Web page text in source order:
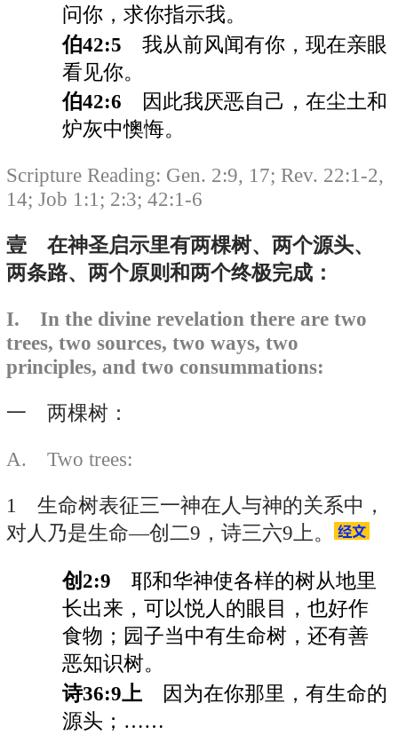
问你，求你指示我。
伯42:5 我从前风闻有你，现在亲眼
看见你。
伯42:6 因此我厌恶自己，在尘土和
炉灰中懊悔。
Scripture Reading: Gen. 2:9, 17; Rev. 22:1-2,
14; Job 1:1; 2:3; 42:1-6
壹 在神圣启示里有两棵树、两个源头、
两条路、两个原则和两个终极完成：
I. In the divine revelation there are two
trees, two sources, two ways, two
principles, and two consummations:
一 两棵树：
A. Two trees:
1 生命树表征三一神在人与神的关系中，
对人乃是生命—创二9，诗三六9上。
创2:9 耶和华神使各样的树从地里
长出来，可以悦人的眼目，也好作
食物；园子当中有生命树，还有善
恶知识树。
诗36:9上因为在你那里，有生命的
源头；……